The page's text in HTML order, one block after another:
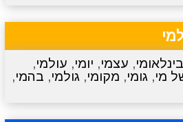
בינלאומי, עצמי, יומי, עולמי,
מי, גומי, מקומי, גולמי, בהמי,